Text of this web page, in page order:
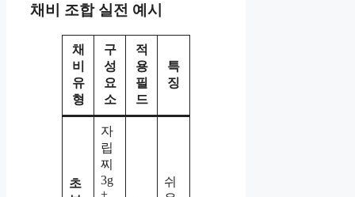
채비 조합 실전 예시
채
비
유
형
구
성
요
소
적
용
필
드
특
징
초
자
립
찌
3g
쉬